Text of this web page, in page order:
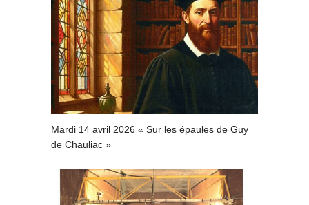
Mardi 14 avril 2026 « Sur les épaules de Guy
de Chauliac »